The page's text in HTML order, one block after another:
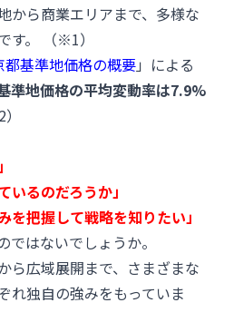
から商業エリアまで、多様な
す。 （※1）
基準地価格の概要」による
準地価格の平均変動率は7.9%
いるのだろうか」
を把握して戦略を知りたい」
ではないでしょうか。
ら広域展開まで、さまざまな
れ独自の強みをもっていま